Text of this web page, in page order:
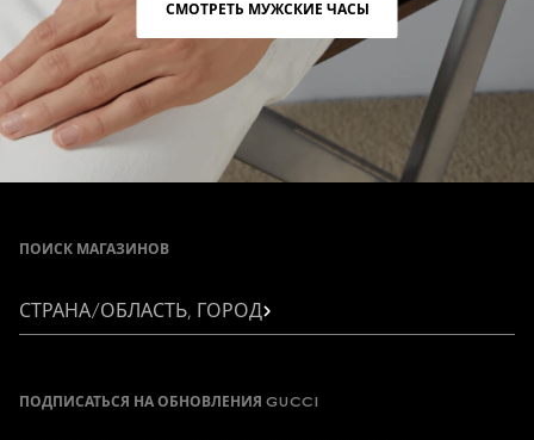
СМОТРЕТЬ МУЖСКИЕ ЧАСЫ
ПОИСК МАГАЗИНОВ
СТРАНА/ОБЛАСТЬ, ГОРОД
ПОДПИСАТЬСЯ НА ОБНОВЛЕНИЯ GUCCI